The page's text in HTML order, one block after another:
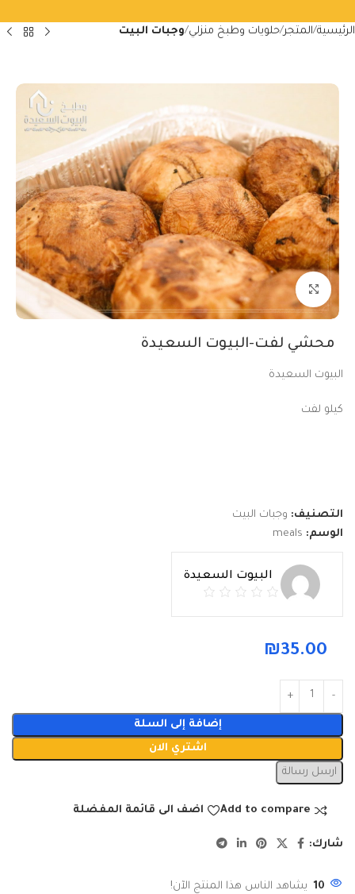
الرئيسية المتجر حلويات وطبخ منزلي وجبات البيت
Click to enlarge
محشي لفت-البيوت السعيدة
البيوت السعيدة
كيلو لفت
التصنيف: وجبات البيت
الوسم: meals
البيوت السعيدة
₪35.00
إضافة إلى السلة
اشتري الان
ارسل رسالة
Add to compare اضف الى قائمة المفضلة
شارك:
10 يشاهد الناس هذا المنتج الآن!